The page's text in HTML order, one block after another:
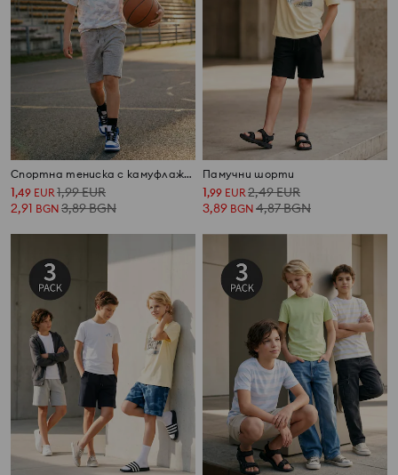
Спортна тениска с камуфлажен принт Active
1,49 EUR 1,99EUR
2,91 BGN 3,89BGN
Памучни шорти
1,99 EUR 2,49EUR
3,89 BGN 4,87BGN